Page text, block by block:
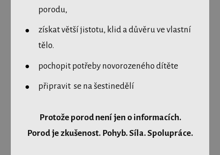
porodu,
získat větší jistotu, klid a důvěru ve vlastní
tělo.
pochopit potřeby novorozeného dítěte
připravit se na šestinedělí
Protože porod není jen o informacích.
Porod je zkušenost. Pohyb. Síla. Spolupráce.